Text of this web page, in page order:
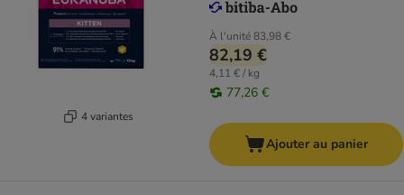
4 variantes
À l'unité83,98 €
82,19 €
4,11 € / kg
77,26 €
Ajouter au panier